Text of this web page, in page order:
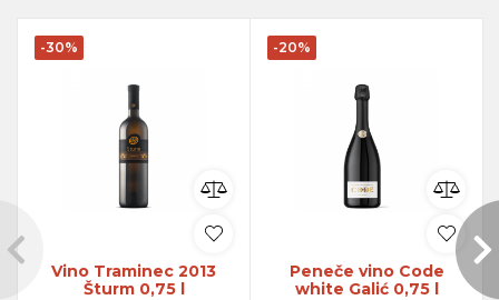
-30%
Vino Traminec 2013
Šturm 0,75 l
-20%
Peneče vino Code
white Galić 0,75 l